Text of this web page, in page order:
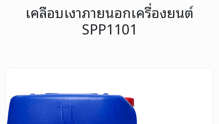
เคลือบเงาภายนอกเครื่องยนต์
SPP1101